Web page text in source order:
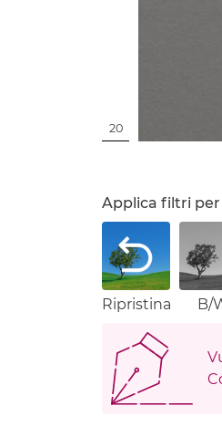
20
Applica filtri
Ripristina B/